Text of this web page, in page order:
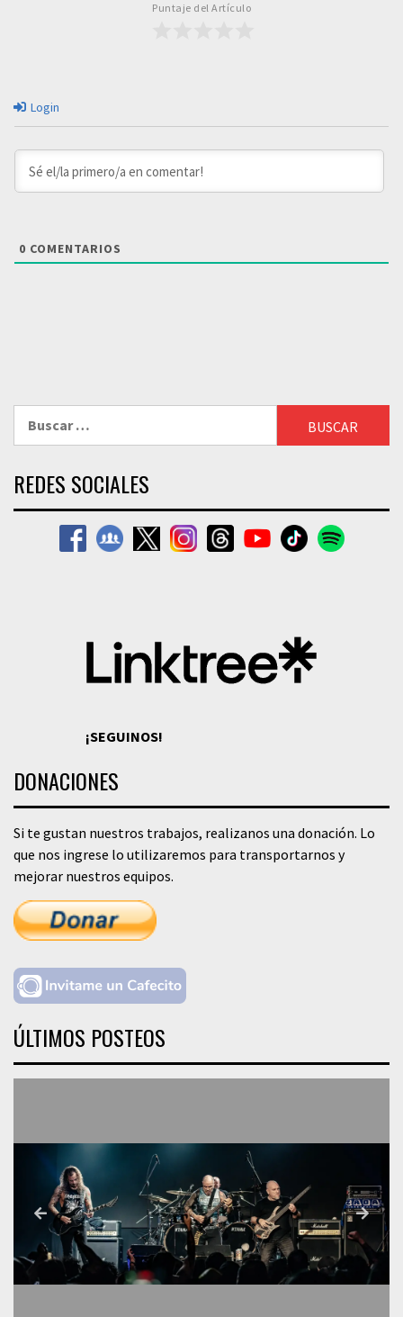
Puntaje del Artículo
Login
0 COMENTARIOS
REDES SOCIALES
¡SEGUINOS!
DONACIONES
Si te gustan nuestros trabajos, realizanos una donación. Lo
que nos ingrese lo utilizaremos para transportarnos y
mejorar nuestros equipos.
ÚLTIMOS POSTEOS